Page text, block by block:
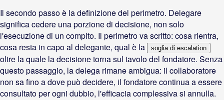
Il secondo passo è la definizione del perimetro. Delegare
significa cedere una porzione di decisione, non solo
l'esecuzione di un compito. Il perimetro va scritto: cosa rientra,
cosa resta in capo al delegante, qual è la
soglia di escalation
oltre la quale la decisione torna sul tavolo del fondatore. Senza
questo passaggio, la delega rimane ambigua: il collaboratore
non sa fino a dove può decidere, il fondatore continua a essere
consultato per ogni dubbio, l'efficacia complessiva si annulla.